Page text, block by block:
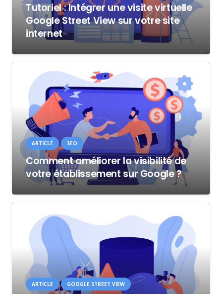
Tutoriel : Intégrer une visite virtuelle
Google Street View sur votre site
internet
ARTICLE SEO
Comment améliorer la visibilité de
votre établissement sur Google ?
ARTICLE GOOGLE STREET VIEW